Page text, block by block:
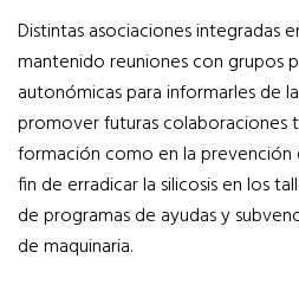
Distintas asociaciones integradas
mantenido reuniones con grupos
autonómicas para informarles de
promover futuras colaboraciones
formación como en la prevención
fin de erradicar la silicosis en los
de programas de ayudas y
de maquinaria.